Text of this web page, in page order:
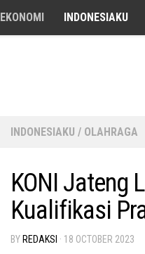
EKONOMI INDONESIAKU
INDONESIAKU / OLAHRAGA
KONI Jateng
Kualifikasi
BY REDAKSI · 18 OCTOBER 2023